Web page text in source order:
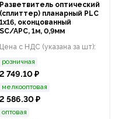
Разветвитель оптический
(сплиттер) планарный PLC
1х16, оконцованный
SC/APC, 1м, 0,9мм
Цена с НДС (указана за шт):
розничная
2 749.10 ₽
мелкооптовая
2 586.30 ₽
оптовая